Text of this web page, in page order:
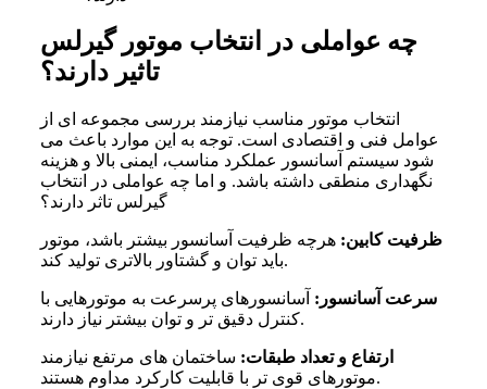
چه عواملی در انتخاب موتور گیرلس
تاثیر دارند؟
انتخاب موتور مناسب نیازمند بررسی مجموعه ای از
عوامل فنی و اقتصادی است. توجه به این موارد باعث می
شود سیستم آسانسور عملکرد مناسب، ایمنی بالا و هزینه
نگهداری منطقی داشته باشد. و اما چه عواملی در انتخاب
گیرلس تاثر دارند؟
ظرفیت کابین: هرچه ظرفیت آسانسور بیشتر باشد، موتور
باید توان و گشتاور بالاتری تولید کند.
سرعت آسانسور: آسانسورهای پرسرعت به موتورهایی با
کنترل دقیق تر و توان بیشتر نیاز دارند.
ارتفاع و تعداد طبقات: ساختمان های مرتفع نیازمند
موتورهای قوی تر با قابلیت کارکرد مداوم هستند.